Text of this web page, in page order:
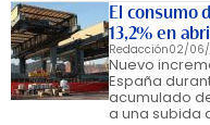
El consumo
13,2% en
Redacción02/
Nuevo
España
acumulado
a una subida